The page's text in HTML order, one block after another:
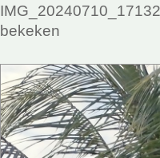
bekeken